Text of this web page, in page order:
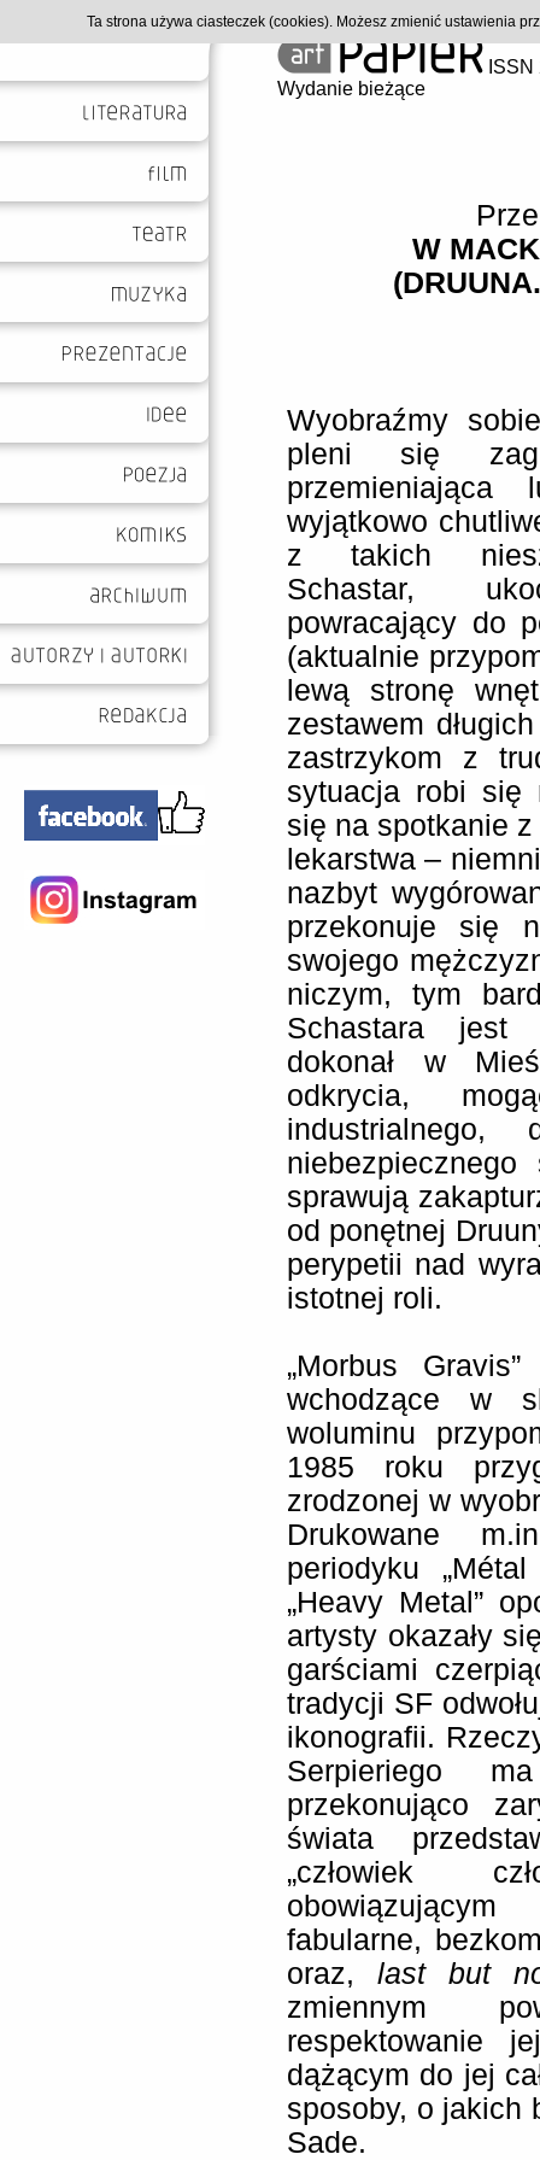
Wydanie bieżące
W
Wyobraźmy
pleni się
wyjątkowo
z takich
Schastar,
powracający do
(aktualnie
lewą stronę
zestawem
zastrzykom z
sytuacja robi się
się na spotkanie
lekarstwa –
nazbyt
przekonuje się
swojego
niczym, tym
Schastara jest
dokonał w
odkrycia,
industrialnego,
sprawują
od ponętnej
perypetii nad
istotnej roli.
„Morbus
wchodzące w
woluminu
1985 roku
zrodzonej w
Drukowane
periodyku
„Heavy Metal”
artysty okazały
garściami
tradycji SF
ikonografii.
Serpieriego
przekonująco
świata
„człowiek
fabularne,
oraz, last but
zmiennym
respektowanie
dążącym do jej
sposoby, o jakich
Sade.
Ta strona używa ciasteczek (cookies). Możesz zmienić ustawienia